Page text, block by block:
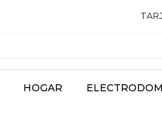
HOGAR